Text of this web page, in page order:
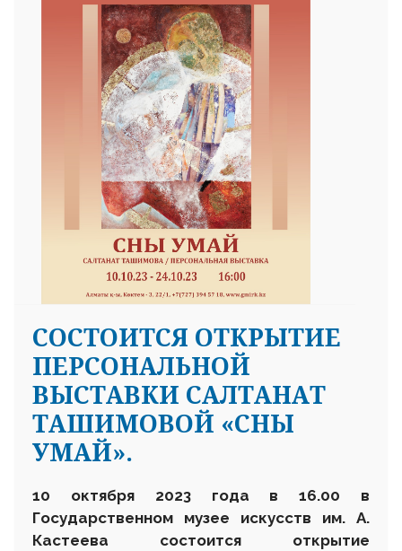
СОСТОИТСЯ ОТКРЫТИЕ
ПЕРСОНАЛЬНОЙ
ВЫСТАВКИ САЛТАНАТ
ТАШИМОВОЙ «СНЫ
УМАЙ».
10 октября 2023 года в 16.00 в
Государственном музее искусств им. А.
Кастеева состоится открытие